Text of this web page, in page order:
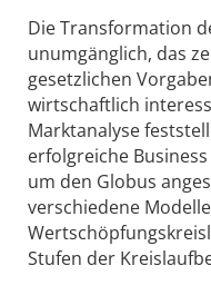
Die Transformation
unumgänglich, das
gesetzlichen
wirtschaftlich
Marktanalyse
erfolgreiche
um den Globus
verschiedene
Stufen der